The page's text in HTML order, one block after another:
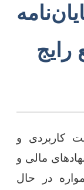
رایج
کاربردی و
مالی و
در حال